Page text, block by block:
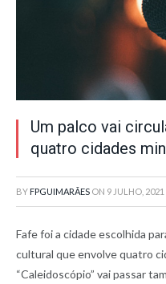
Um palco vai
quatro cidades
BY FPGUIMARÃES ON 9 JULHO, 2021
Fafe foi a cidade escolhida
cultural que envolve quatro
“Caleidoscópio” vai passar